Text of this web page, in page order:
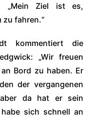
„Mein Ziel ist es,
zu fahren.“
kommentiert die
„Wir freuen
Bord zu haben. Er
der vergangenen
da hat er sein
sich schnell an